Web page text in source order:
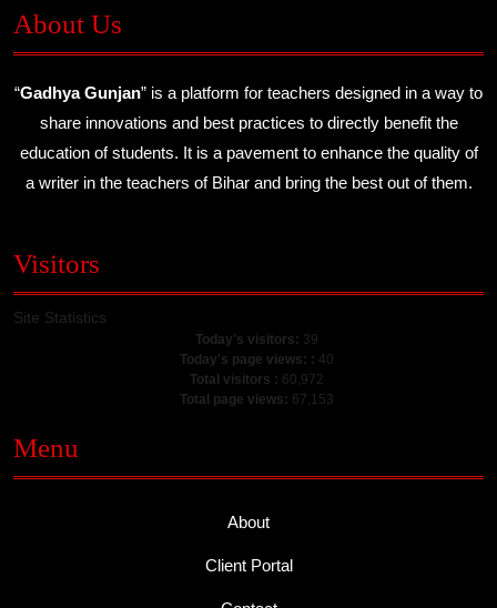
About Us
“Gadhya Gunjan” is a platform for teachers designed in a way to
share innovations and best practices to directly benefit the
education of students. It is a pavement to enhance the quality of
a writer in the teachers of Bihar and bring the best out of them.
Visitors
Site Statistics
Today's visitors: 39
Today's page views: : 40
Total visitors : 60,972
Total page views: 67,153
Menu
About
Client Portal